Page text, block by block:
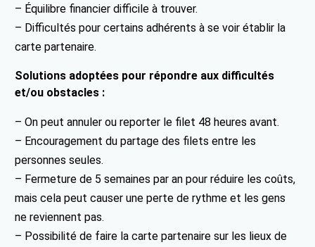
– Équilibre financier difficile à trouver.
– Difficultés pour certains adhérents à se voir établir la
carte partenaire.
Solutions adoptées pour répondre aux difficultés
et/ou obstacles :
– On peut annuler ou reporter le filet 48 heures avant.
– Encouragement du partage des filets entre les
personnes seules.
– Fermeture de 5 semaines par an pour réduire les coûts,
mais cela peut causer une perte de rythme et les gens
ne reviennent pas.
– Possibilité de faire la carte partenaire sur les lieux de